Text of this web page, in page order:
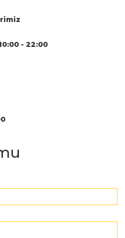
- 22:00